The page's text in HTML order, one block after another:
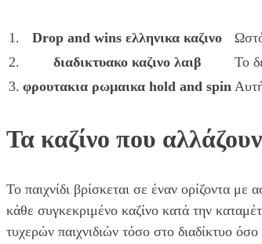
1. Drop and wins ελληνικα καζινο
2.
διαδικτυακο καζινο λαιβ
Το
3. φρουτακια ρωμαικα hold and spin
Τα καζίνο που
Το παιχνίδι βρίσκεται σε έναν ορίζοντα
κάθε συγκεκριμένο καζίνο κατά την
τυχερών παιχνιδιών τόσο στο διαδίκτυο